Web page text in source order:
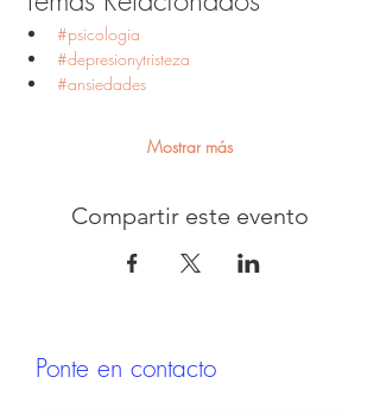
#psicologia
#depresionytristeza
#ansiedades
Mostrar más
Compartir este evento
Ponte en contacto